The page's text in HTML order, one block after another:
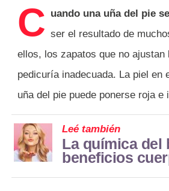
C uando una uña del pie
ser el resultado de
ellos, los zapatos que no ajustan
pedicuría inadecuada. La piel en
uña del pie puede ponerse roja e
Leé también
La química del
beneficios